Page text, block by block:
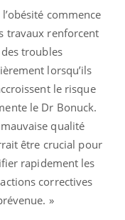
commence
travaux renforcent
troubles
lorsqu’ils
le risque
le Dr Bonuck.
qualité
être crucial pour
rapidement les
correctives
»